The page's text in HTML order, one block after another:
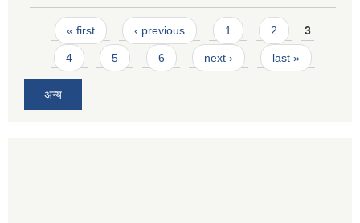
Pages
« first ‹ previous 1 2 3
4 5 6 next › last »
अन्य